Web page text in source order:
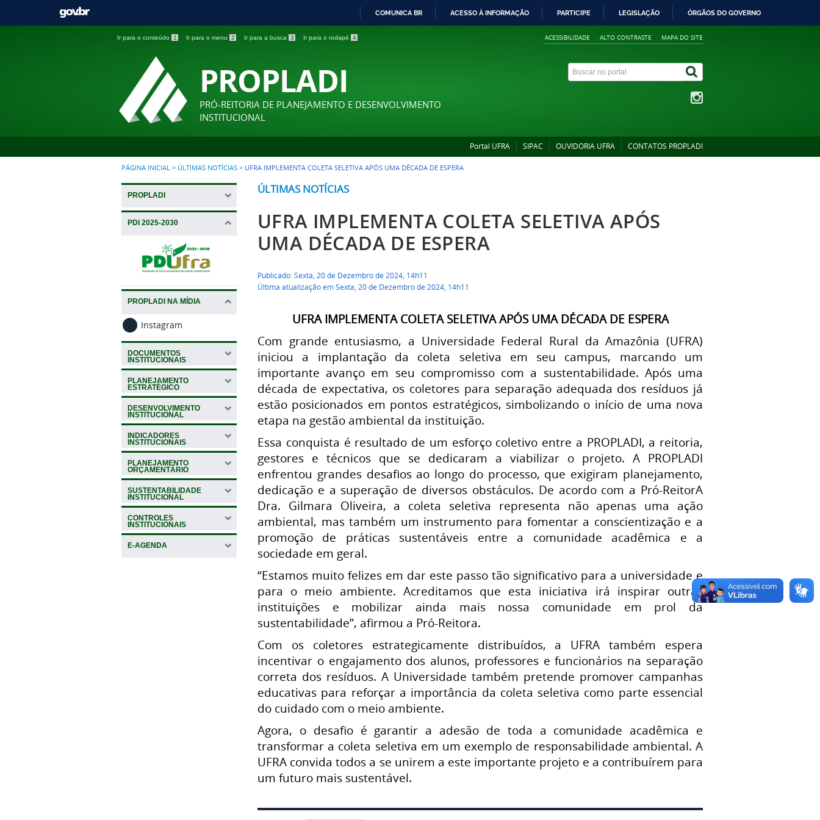
COMUNICA BR ACESSO À INFORMAÇÃO PARTICIPE LEGISLAÇÃO ÓRGÃOS DO GOVERNO
Ir para o conteúdo 1 Ir para o menu 2 Ir para a busca 3 Ir para o rodapé 4 ACESSIBILIDADE ALTO CONTRASTE MAPA DO SITE
PROPLADI
PRÓ-REITORIA DE PLANEJAMENTO E DESENVOLVIMENTO
INSTITUCIONAL
Portal UFRA SIPAC OUVIDORIA UFRA CONTATOS PROPLADI
PÁGINA INICIAL > ÚLTIMAS NOTÍCIAS > UFRA IMPLEMENTA COLETA SELETIVA APÓS UMA DÉCADA DE ESPERA
PROPLADI
PDI 2025-2030
PROPLADI NA MÍDIA
Instagram
DOCUMENTOS
INSTITUCIONAIS
PLANEJAMENTO
ESTRATÉGICO
DESENVOLVIMENTO
INSTITUCIONAL
INDICADORES
INSTITUCIONAIS
PLANEJAMENTO
ORÇAMENTÁRIO
SUSTENTABILIDADE
INSTITUCIONAL
CONTROLES
INSTITUCIONAIS
E-AGENDA
ÚLTIMAS NOTÍCIAS
UFRA IMPLEMENTA COLETA SELETIVA APÓS
UMA DÉCADA DE ESPERA
Publicado: Sexta, 20 de Dezembro de 2024, 14h11
Última atualização em Sexta, 20 de Dezembro de 2024, 14h11
UFRA IMPLEMENTA COLETA SELETIVA APÓS UMA DÉCADA DE ESPERA
Com grande entusiasmo, a Universidade Federal Rural da Amazônia (UFRA)
iniciou a implantação da coleta seletiva em seu campus, marcando um
importante avanço em seu compromisso com a sustentabilidade. Após uma
década de expectativa, os coletores para separação adequada dos resíduos já
estão posicionados em pontos estratégicos, simbolizando o início de uma nova
etapa na gestão ambiental da instituição.
Essa conquista é resultado de um esforço coletivo entre a PROPLADI, a reitoria,
gestores e técnicos que se dedicaram a viabilizar o projeto. A PROPLADI
enfrentou grandes desafios ao longo do processo, que exigiram planejamento,
dedicação e a superação de diversos obstáculos. De acordo com a Pró-ReitorA
Dra. Gilmara Oliveira, a coleta seletiva representa não apenas uma ação
ambiental, mas também um instrumento para fomentar a conscientização e a
promoção de práticas sustentáveis entre a comunidade acadêmica e a
sociedade em geral.
“Estamos muito felizes em dar este passo tão significativo para a universidade e
para o meio ambiente. Acreditamos que esta iniciativa irá inspirar outras
instituições e mobilizar ainda mais nossa comunidade em prol da
sustentabilidade”, afirmou a Pró-Reitora.
Com os coletores estrategicamente distribuídos, a UFRA também espera
incentivar o engajamento dos alunos, professores e funcionários na separação
correta dos resíduos. A Universidade também pretende promover campanhas
educativas para reforçar a importância da coleta seletiva como parte essencial
do cuidado com o meio ambiente.
Agora, o desafio é garantir a adesão de toda a comunidade acadêmica e
transformar a coleta seletiva em um exemplo de responsabilidade ambiental. A
UFRA convida todos a se unirem a este importante projeto e a contribuírem para
um futuro mais sustentável.